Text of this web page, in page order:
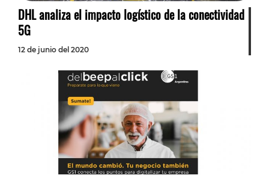
DHL analiza el impacto logístico de la conectividad
5G
12 de junio del 2020